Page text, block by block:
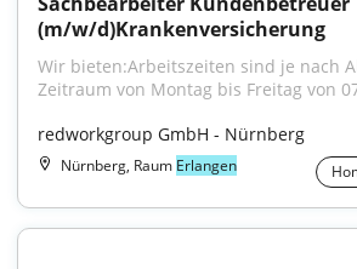
(m/w/d)Krankenversicherung
Wir bieten:Arbeitszeiten sind je nach
Zeitraum von Montag bis Freitag von
redworkgroup GmbH - Nürnberg
Nürnberg, Raum Erlangen